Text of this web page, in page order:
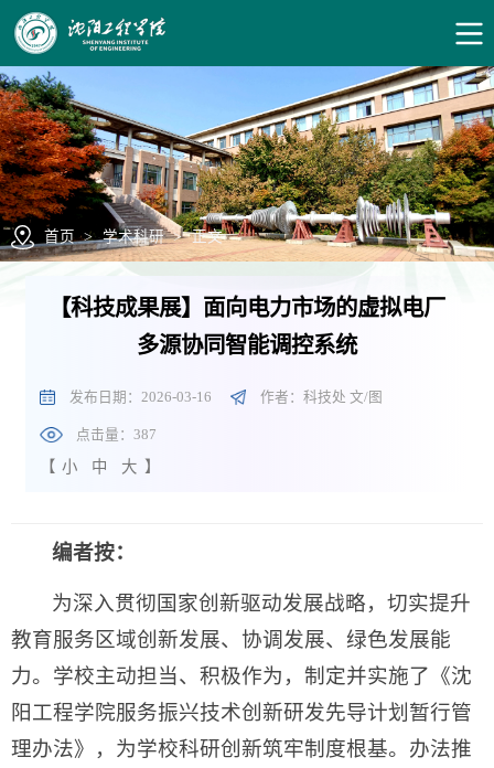
首页 > 学术科研 > 正文
【科技成果展】面向电力市场的虚拟电厂
多源协同智能调控系统
发布日期：2026-03-16 作者：科技处 文/图
点击量：387
【 小 中 大 】
编者按：
为深入贯彻国家创新驱动发展战略，切实提升
教育服务区域创新发展、协调发展、绿色发展能
力。学校主动担当、积极作为，制定并实施了《沈
阳工程学院服务振兴技术创新研发先导计划暂行管
理办法》，为学校科研创新筑牢制度根基。办法推